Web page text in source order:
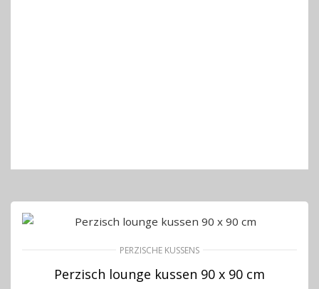
PERZISCHE KUSSENS
Perzisch lounge kussen 90 x 90 cm